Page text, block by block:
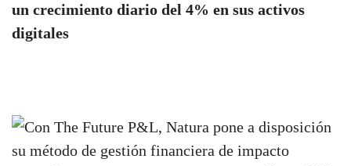
un crecimiento diario del 4% en sus activos
digitales